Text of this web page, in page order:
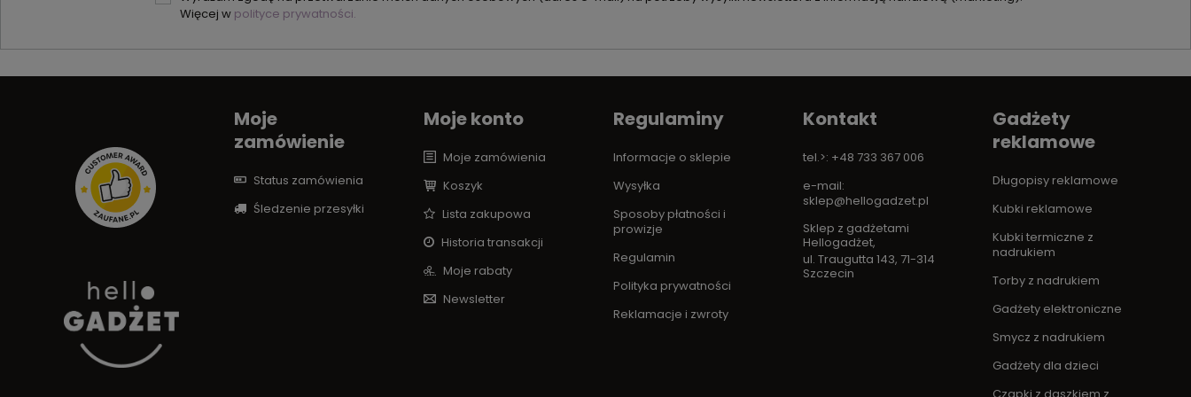
Więcej w polityce prywatności.
Moje
zamówienie
Status zamówienia
Śledzenie przesyłki
Moje konto
Moje zamówienia
Koszyk
Lista zakupowa
Historia transakcji
Moje rabaty
Newsletter
Regulaminy
Informacje o sklepie
Wysyłka
Sposoby płatności i
prowizje
Regulamin
Polityka prywatności
Reklamacje i zwroty
Kontakt
tel.>: +48 733 367 006
e-mail:
sklep@hellogadzet.pl
Sklep z gadżetami
Hellogadżet,
ul. Traugutta 143, 71-314
Szczecin
Gadżety
reklamowe
Długopisy reklamowe
Kubki reklamowe
Kubki termiczne z
nadrukiem
Torby z nadrukiem
Gadżety elektroniczne
Smycz z nadrukiem
Gadżety dla dzieci